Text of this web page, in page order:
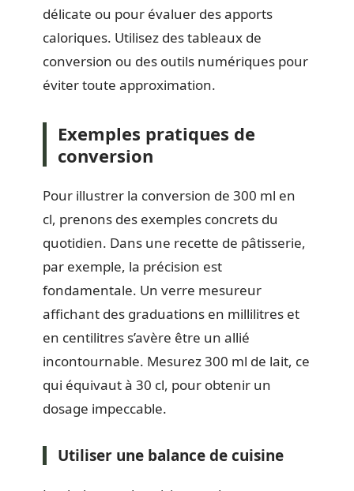
délicate ou pour évaluer des apports
caloriques. Utilisez des tableaux de
conversion ou des outils numériques pour
éviter toute approximation.
Exemples pratiques de
conversion
Pour illustrer la conversion de 300 ml en
cl, prenons des exemples concrets du
quotidien. Dans une recette de pâtisserie,
par exemple, la précision est
fondamentale. Un verre mesureur
affichant des graduations en millilitres et
en centilitres s’avère être un allié
incontournable. Mesurez 300 ml de lait, ce
qui équivaut à 30 cl, pour obtenir un
dosage impeccable.
Utiliser une balance de cuisine